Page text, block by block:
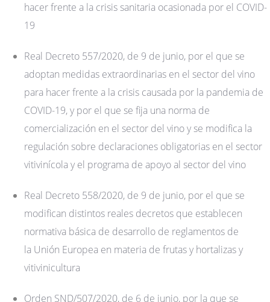
hacer frente a la crisis sanitaria ocasionada por el COVID-
19
Real Decreto 557/2020, de 9 de junio, por el que se
adoptan medidas extraordinarias en el sector del vino
para hacer frente a la crisis causada por la pandemia de
COVID-19, y por el que se fija una norma de
comercialización en el sector del vino y se modifica la
regulación sobre declaraciones obligatorias en el sector
vitivinícola y el programa de apoyo al sector del vino
Real Decreto 558/2020, de 9 de junio, por el que se
modifican distintos reales decretos que establecen
normativa básica de desarrollo de reglamentos de
la Unión Europea en materia de frutas y hortalizas y
vitivinicultura
Orden SND/507/2020, de 6 de junio, por la que se